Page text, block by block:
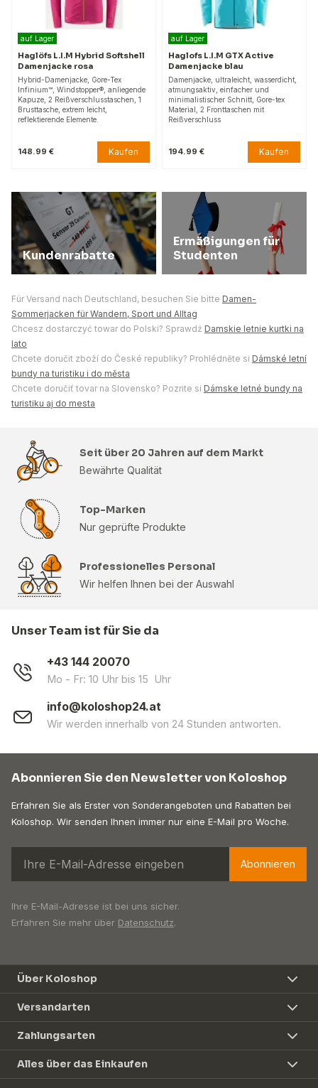
auf Lager
Haglöfs L.I.M Hybrid Softshell
Damenjacke rosa
Hybrid-Damenjacke, Gore-Tex
Infinium™, Windstopper®, anliegende
Kapuze, 2 Reißverschlusstaschen, 1
Brusttasche, extrem leicht,
reflektierende Elemente.
148.99 € Kaufen
auf Lager
Haglofs L.I.M GTX Active
Damenjacke blau
Damenjacke, ultraleicht, wasserdicht,
atmungsaktiv, einfacher und
minimalistischer Schnitt, Gore-tex
Material, 2 Fronttaschen mit
Reißverschluss
194.99 € Kaufen
Kundenrabatte
Ermäßigungen für
Studenten
Für Versand nach Deutschland, besuchen Sie bitte Damen-
Sommerjacken für Wandern, Sport und Alltag
Chcesz dostarczyć towar do Polski? Sprawdź Damskie letnie kurtki na
lato
Chcete doručit zboží do České republiky? Prohlédněte si Dámské letní
bundy na turistiku i do města
Chcete doručiť tovar na Slovensko? Pozrite si Dámske letné bundy na
turistiku aj do mesta
Seit über 20 Jahren auf dem Markt
Bewährte Qualität
Top-Marken
Nur geprüfte Produkte
Professionelles Personal
Wir helfen Ihnen bei der Auswahl
Unser Team ist für Sie da
+43 144 20070
Mo - Fr: 10 Uhr bis 15 Uhr
info@koloshop24.at
Wir werden innerhalb von 24 Stunden antworten.
Abonnieren Sie den Newsletter von Koloshop
Erfahren Sie als Erster von Sonderangeboten und Rabatten bei
Koloshop. Wir senden Ihnen immer nur eine E-Mail pro Woche.
Abonnieren
Ihre E-Mail-Adresse ist bei uns sicher.
Erfahren Sie mehr über Datenschutz.
Über Koloshop
Versandarten
Zahlungsarten
Alles über das Einkaufen